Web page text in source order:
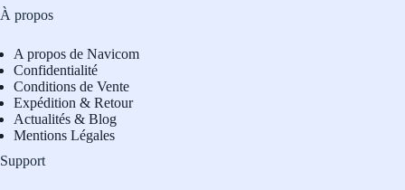
À propos
A propos de Navicom
Confidentialité
Conditions de Vente
Expédition & Retour
Actualités & Blog
Mentions Légales
Support